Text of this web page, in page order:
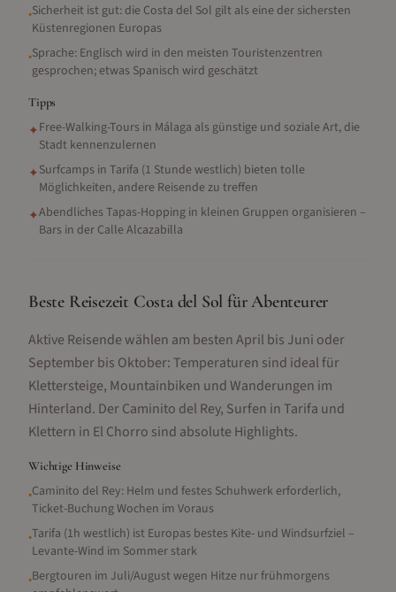
•Sicherheit ist gut: die Costa del Sol gilt als eine der sichersten
Küstenregionen Europas
•Sprache: Englisch wird in den meisten Touristenzentren
gesprochen; etwas Spanisch wird geschätzt
Tipps
✦Free-Walking-Tours in Málaga als günstige und soziale Art, die
Stadt kennenzulernen
✦Surfcamps in Tarifa (1 Stunde westlich) bieten tolle
Möglichkeiten, andere Reisende zu treffen
✦Abendliches Tapas-Hopping in kleinen Gruppen organisieren –
Bars in der Calle Alcazabilla
Beste Reisezeit Costa del Sol für Abenteurer
Aktive Reisende wählen am besten April bis Juni oder
September bis Oktober: Temperaturen sind ideal für
Klettersteige, Mountainbiken und Wanderungen im
Hinterland. Der Caminito del Rey, Surfen in Tarifa und
Klettern in El Chorro sind absolute Highlights.
Wichtige Hinweise
•Caminito del Rey: Helm und festes Schuhwerk erforderlich,
Ticket-Buchung Wochen im Voraus
•Tarifa (1h westlich) ist Europas bestes Kite- und Windsurfziel –
Levante-Wind im Sommer stark
•Bergtouren im Juli/August wegen Hitze nur frühmorgens